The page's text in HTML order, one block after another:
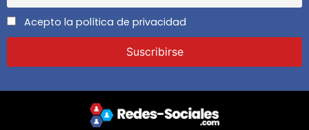
Acepto la política de privacidad